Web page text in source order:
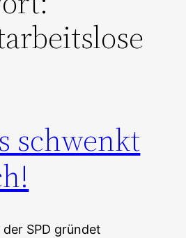
schwenkt
SPD gründet